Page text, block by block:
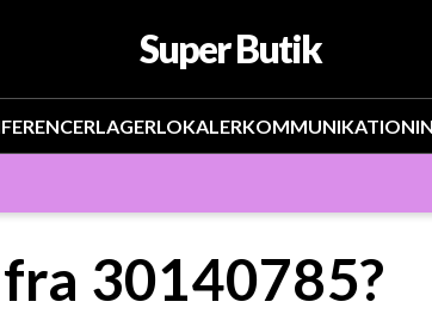
Super Butik
LAGERLOKALERKOMMUNIKATION
30140785?